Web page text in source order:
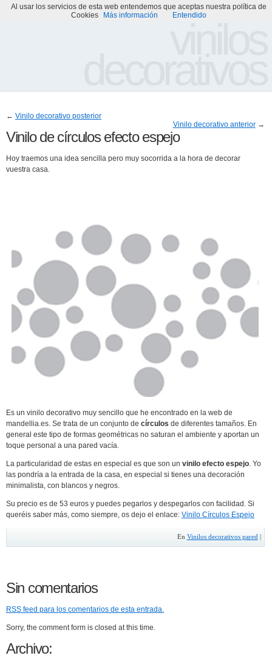
Portada Acerca de Galería de Vinilos Decorativos
← Vinilo decorativo posterior
Vinilo decorativo anterior→
Vinilo de círculos efecto espejo
Hoy traemos una idea sencilla pero muy socorrida a la hora de decorar
vuestra casa.
Es un vinilo decorativo muy sencillo que he encontrado en la web de
mandellia.es. Se trata de un conjunto de círculos de diferentes tamaños. En
general este tipo de formas geométricas no saturan el ambiente y aportan un
toque personal a una pared vacía.
La particularidad de estas en especial es que son un vinilo efecto espejo. Yo
las pondría a la entrada de la casa, en especial si tienes una decoración
minimalista, con blancos y negros.
Su precio es de 53 euros y puedes pegarlos y despegarlos con facilidad. Si
queréis saber más, como siempre, os dejo el enlace: Vinilo Círculos Espejo
En Vinilos decorativos pared
Sin comentarios
RSS feed para los comentarios de esta entrada.
Sorry, the comment form is closed at this time.
Archivo:
Al usar los servicios de esta web entendemos que aceptas nuestra política de
Cookies
Más información Entendido